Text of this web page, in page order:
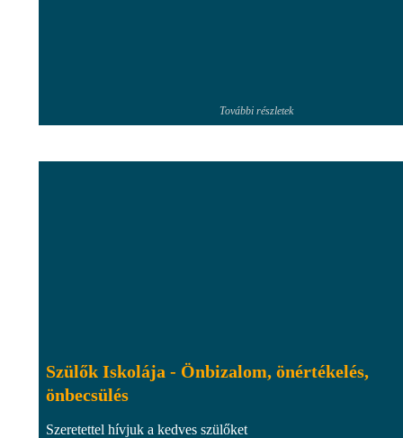
További részletek
Szülők Iskolája - Önbizalom, önértékelés,
önbecsülés
Szeretettel hívjuk a kedves szülőket